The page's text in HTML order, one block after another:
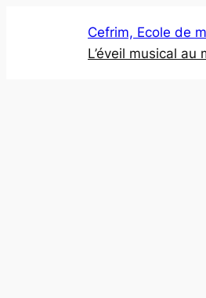
Cefrim, Ecole de
L’éveil musical au